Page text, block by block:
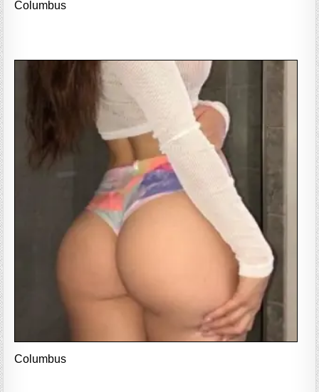
Columbus
Columbus